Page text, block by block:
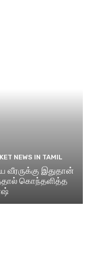
NEWS IN TAMIL
இதுதான்
கொந்தளித்த